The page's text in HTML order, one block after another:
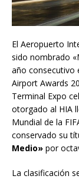
El Aeropuerto
sido nombrado
año consecutivo
Airport Awards
Terminal Expo
otorgado al HIA
Mundial de la
conservado su
Medio» por
La clasificación